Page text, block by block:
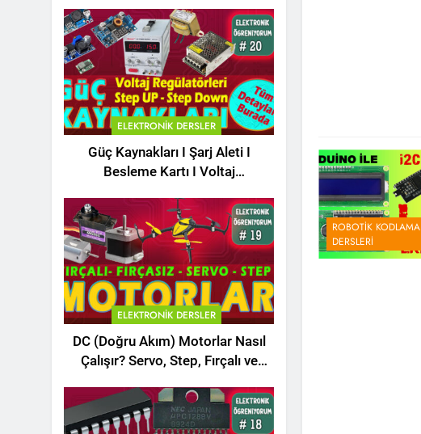
ELEKTRONIK DERSLER
Güç Kaynakları I Şarj Aleti I
Besleme Kartı I Voltaj
ELEKTRONIK DERSLER
DC (Doğru Akım) Motorlar Nasıl
Çalışır? Servo, Step, Fırçalı ve
ROBOTIK KODLAMA
DERSLERI